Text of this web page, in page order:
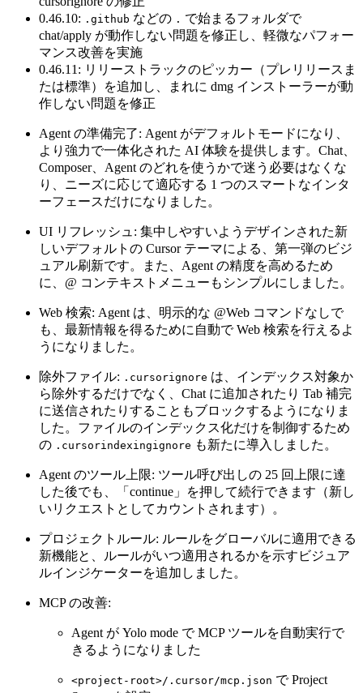
0.46.10: .github などの . で始まるフォルダで
chat/apply が動作しない問題を修正し、軽微なパフォー
マンス改善を実施
0.46.11: リリーストラックのピッカー（プレリリースま
たは標準）を追加し、まれに dmg インストーラーが動
作しない問題を修正
Agent の準備完了: Agent がデフォルトモードになり、
より強力で一体化された AI 体験を提供します。Chat、
Composer、Agent のどれを使うかで迷う必要はなくな
り、ニーズに応じて適応する 1 つのスマートなインタ
ーフェースだけになりました。
UI リフレッシュ: 集中しやすいようデザインされた新
しいデフォルトの Cursor テーマによる、第一弾のビジ
ュアル刷新です。また、Agent の精度を高めるため
に、@ コンテキストメニューもシンプルにしました。
Web 検索: Agent は、明示的な @Web コマンドなしで
も、最新情報を得るために自動で Web 検索を行えるよ
うになりました。
除外ファイル: .cursorignore は、インデックス対象か
ら除外するだけでなく、Chat に追加されたり Tab 補完
に送信されたりすることもブロックするようになりま
した。ファイルのインデックス化だけを制御するため
の .cursorindexingignore も新たに導入しました。
Agent のツール上限: ツール呼び出しの 25 回上限に達
した後でも、「continue」を押して続行できます（新し
いリクエストとしてカウントされます）。
プロジェクトルール: ルールをグローバルに適用できる
新機能と、ルールがいつ適用されるかを示すビジュア
ルインジケーターを追加しました。
MCP の改善:
Agent が Yolo mode で MCP ツールを自動実行で
きるようになりました
<project-root>/.cursor/mcp.json で Project